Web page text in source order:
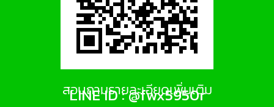
สอบถามรายละเอียดเพิ่มเติม
LINE ID : @fwx5950r